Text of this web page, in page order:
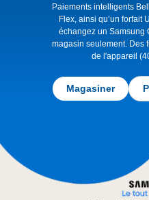
Paiements intelligents
Flex, ainsi qu’un forfait
échangez un Samsung
magasin seulement. Des
de l'appareil
Magasiner